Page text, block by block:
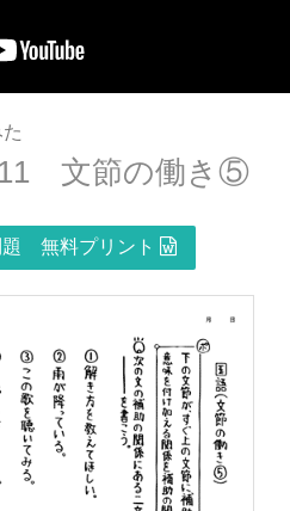
文節の働き⑤
無料プリント